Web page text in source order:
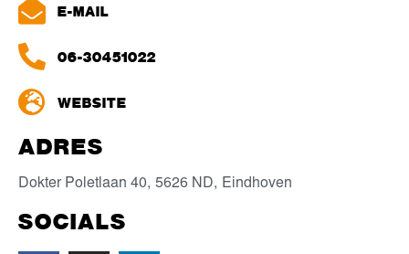
E-MAIL
06-30451022
WEBSITE
ADRES
Dokter Poletlaan 40, 5626 ND, Eindhoven
SOCIALS